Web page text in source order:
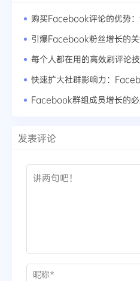
购买Facebook评论的优势
引爆Facebook粉丝增长的
快速扩大社群影响力：
Facebook群组成员增长的
发表评论